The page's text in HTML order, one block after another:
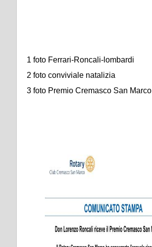
1 foto Ferrari-Roncali-lombardi
2 foto conviviale natalizia
3 foto Premio Cremasco San Marco